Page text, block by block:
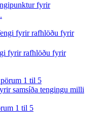
fyrir
fyrir rafhlöðu fyrir
1 til 5